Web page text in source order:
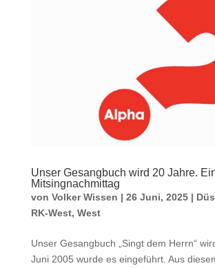
Unser Gesangbuch wird 20 Jahre.
Mitsingnachmittag
von Volker Wissen | 26 Juni, 2025|
RK-West, West
Unser Gesangbuch „Singt dem Herrn“
Juni 2005 wurde es eingeführt. Aus